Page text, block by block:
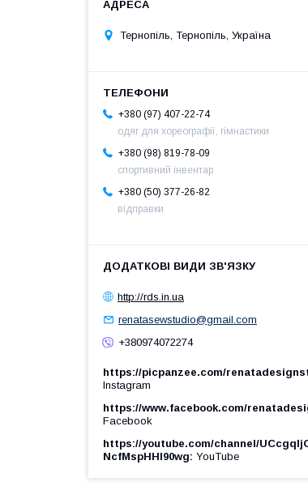
Тернопіль, Тернопіль, Україна
+380 (97) 407-22-74
одяг для хореографії, гімнастики
+380 (98) 819-78-09
спортивний інвентар
+380 (50) 377-26-82
відправки
http://rds.in.ua
renatasewstudio@gmail.com
+380974072274
https://picpanzee.com/
Instagram
https://www.facebook.com/
Facebook
https://youtube.com/channel/
NcfMspHHl90wg YouTube